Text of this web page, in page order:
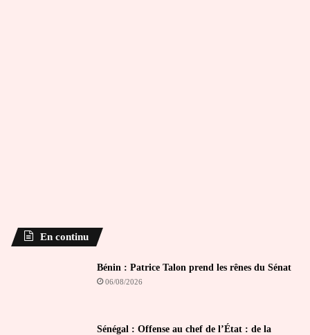
En continu
Bénin : Patrice Talon prend les rênes du Sénat
06/08/2026
Sénégal : Offense au chef de l’État : de la